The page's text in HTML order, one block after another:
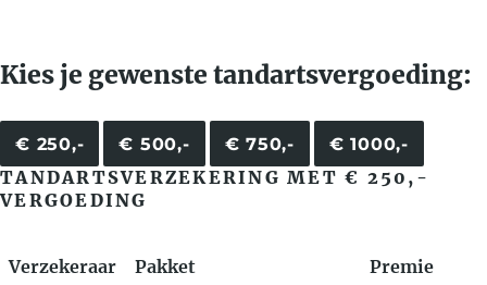
Kies je gewenste tandartsvergoeding:
€ 250,- € 500,- € 750,- € 1000,-
TANDARTSVERZEKERING MET € 250,-
VERGOEDING
Verzekeraar Pakket
Premie